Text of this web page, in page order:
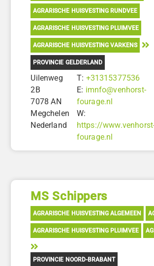
AGRARISCHE HUISVESTING RUNDVEE
AGRARISCHE HUISVESTING PLUIMVEE
AGRARISCHE HUISVESTING VARKENS
PROVINCIE GELDERLAND
Uilenweg
2B
7078 AN
Megchelen
Nederland
T: +31315377536
E: imnfo@venhorst-
fourage.nl
W:
https://
fourage.nl
MS Schippers
AGRARISCHE HUISVESTING ALGEMEEN
AGRARISCHE HUISVESTING PLUIMVEE
PROVINCIE NOORD-BRABANT